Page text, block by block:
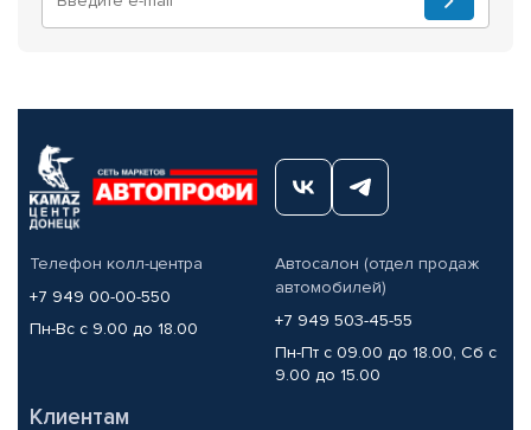
Телефон колл-центра
+7 949 00-00-550
Пн-Вс с 9.00 до 18.00
Автосалон (отдел продаж
автомобилей)
+7 949 503-45-55
Пн-Пт с 09.00 до 18.00, Сб с
9.00 до 15.00
Клиентам